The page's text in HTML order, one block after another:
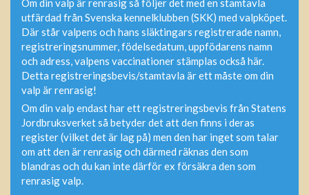
Om din valp är renrasig så följer det med en stamtavla
utfärdad från Svenska kennelklubben (SKK) med valpköpet.
Där står valpens och hans släktingars registrerade namn,
registreringsnummer, födelsedatum, uppfödarens namn
och adress, valpens vaccinationer stämplas också här.
Detta registreringsbevis/stamtavla är ett måste om din
valp är renrasig!
Om din valp endast har ett registreringsbevis från Statens
Jordbruksverket så betyder det att den finns i deras
register (vilket det är lag på) men den har inget som talar
om att den är renrasig och därmed räknas den som
blandras och du kan inte därför ex försäkra den som
renrasig valp.